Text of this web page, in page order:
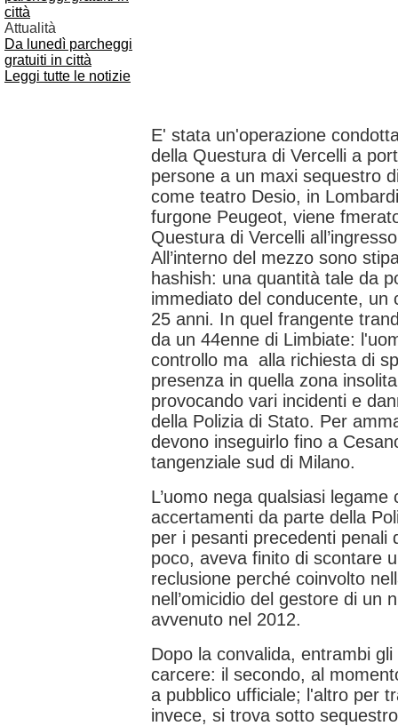
Attualità
Da lunedì parcheggi
gratuiti in città
Leggi tutte le notizie
E' stata un'operazione
della Questura di Vercelli a
persone a un maxi sequestro
come teatro Desio, in
furgone Peugeot, viene
Questura di Vercelli
All’interno del mezzo sono
hashish: una quantità tale da
immediato del conducente, un
25 anni. In quel frangente
da un 44enne di Limbiate:
controllo ma alla richiesta di
presenza in quella zona
provocando vari incidenti e
della Polizia di Stato. Per
devono inseguirlo fino a
tangenziale sud di Milano.
L’uomo nega qualsiasi
accertamenti da parte della
per i pesanti precedenti penali
poco, aveva finito di scontare
reclusione perché coinvolto
nell’omicidio del gestore di un
avvenuto nel 2012.
Dopo la convalida, entrambi
carcere: il secondo, al
a pubblico ufficiale; l'altro per
invece, si trova sotto